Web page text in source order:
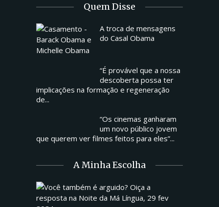
Quem Disse
A troca de mensagens
do Casal Obama
“É provável que a nossa
descoberta possa ter
implicações na formação e regeneração
de...
“Os cinemas ganharam
um novo público jovem
que querem ver filmes feitos para eles”...
A Minha Escolha